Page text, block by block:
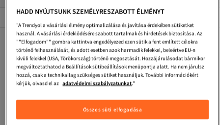
Népszerű márkák
Lila Női Plus Size RuházatLila Estélyi Ruhák
Trendyol Modest Lila Szolid RuházatOlalook Lila Ruházat
Trendyol Collection Lila Strandruházat
Lila Szalagavató Ruhák
Trendyol Curve Lila Otthoni Ruházat
Koton Lila Ruházat
Lila Férfi Plus Size Ruházat
Trendyol Collection Lila Szolid Ruhák Lila Strandruházat
HADD NYÚJTSUNK SZEMÉLYRESZABOTT ÉLMÉNYT
"A Trendyol a vásárlási élmény optimalizálása és javítása érdekében sütiketket
használ. A vásárlási érdeklődésére szabott tartalmak és hirdetések biztosítása. Az
""Elfogadom"" gombra kattintva engedélyezed ezen sütik a fent említett célokra
történő felhasználását, és adott esetben azok harmadik felekkel, beleértve EU-n
kívüli felekkel (USA, Törökország) történő megosztását. Hozzájárulásodat bármikor
megváltoztathatod a Beállítások sütibeállítások menüpontja alatt. Ha nem járulsz
hozzá, csak a technikailag szükséges sütiket használjuk. További információkért
kérjük, olvasd el az adatvédelmi szabályzatunkat."
Összes süti elfogadása